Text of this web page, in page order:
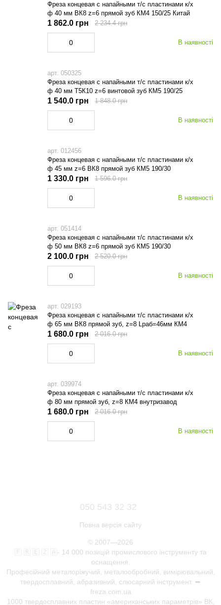
Фреза концевая с напайными т/с пластинами к/х
ф 40 мм ВК8 z=6 прямой зуб КМ4 150/25 Китай
В наявності
1 862.0 грн 2 234.4 грн
арт. 050325
Фреза концевая с напайными т/с пластинами к/х
ф 40 мм Т5К10 z=6 винтовой зуб КМ5 190/25
В наявності
1 540.0 грн 1 848.0 грн
арт. 012456
Фреза концевая с напайными т/с пластинами к/х
ф 45 мм z=6 ВК8 прямой зуб КМ5 190/30
В наявності
1 330.0 грн 1 596.0 грн
арт. 051414
Фреза концевая с напайными т/с пластинами к/х
ф 50 мм ВК8 z=6 прямой зуб КМ5 190/30
В наявності
2 100.0 грн 2 520.0 грн
арт. 029193
Фреза концевая с напайными т/с пластинами к/х
ф 65 мм ВК8 прямой зуб, z=8 Lраб=46мм КМ4
В наявності
1 680.0 грн 2 016.0 грн
арт. 039974
Фреза концевая с напайными т/с пластинами к/х
ф 80 мм прямой зуб, z=8 КМ4 внутризавод
В наявності
1 680.0 грн 2 016.0 грн
050 543 32 32
Повна версія сайту
© 2007—2026
🇫 🇷 🇪 🇿 🇦- 14 000 позицій промислового інструменту та
оснащення.
Професійний металоріжучий, металообробний, вимірювальний,
твердосплавний, абразивний, слюсарний інструмент. ➥
freza.com.ua
1000 твердосплавних пластин «американських параметрів» ВК,